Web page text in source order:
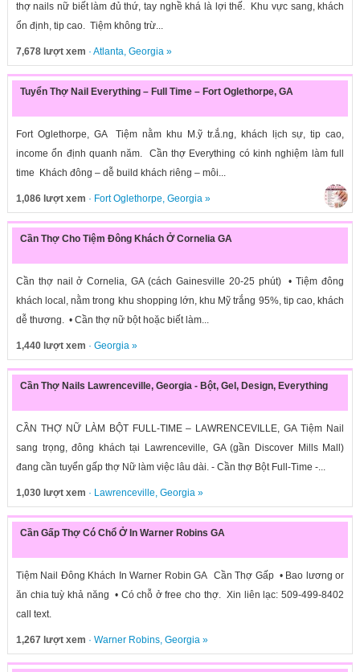
thợ nails nữ biết làm đủ thứ, tay nghề khá là lợi thế. Khu vực sang, khách
ổn định, tip cao. Tiệm không trừ...
7,678 lượt xem · Atlanta, Georgia»
Tuyển Thợ Nail Everything – Full Time – Fort Oglethorpe, GA
Fort Oglethorpe, GA Tiệm nằm khu M.ỹ tr.ắ.ng, khách lịch sự, tip cao,
income ổn định quanh năm. Cần thợ Everything có kinh nghiệm làm full
time Khách đông – dễ build khách riêng – môi...
1,086 lượt xem · Fort Oglethorpe, Georgia»
Cần Thợ Cho Tiệm Đông Khách Ở Cornelia GA
Cần thợ nail ở Cornelia, GA (cách Gainesville 20-25 phút) • Tiệm đông
khách local, nằm trong khu shopping lớn, khu Mỹ trắng 95%, tip cao, khách
dễ thương. • Cần thợ nữ bột hoặc biết làm...
1,440 lượt xem · Georgia»
Cần Thợ Nails Lawrenceville, Georgia - Bột, Gel, Design, Everything
CẦN THỢ NỮ LÀM BỘT FULL-TIME – LAWRENCEVILLE, GA Tiệm Nail
sang trọng, đông khách tại Lawrenceville, GA (gần Discover Mills Mall)
đang cần tuyển gấp thợ Nữ làm việc lâu dài. - Cần thợ Bột Full-Time -...
1,030 lượt xem · Lawrenceville, Georgia»
Cần Gấp Thợ Có Chổ Ở In Warner Robins GA
Tiệm Nail Đông Khách In Warner Robin GA Cần Thợ Gấp • Bao lương or
ăn chia tuỳ khả năng • Có chỗ ở free cho thợ. Xin liên lạc: 509-499-8402
call text.
1,267 lượt xem · Warner Robins, Georgia»